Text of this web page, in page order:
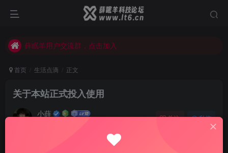
薛眠羊用户交流群，点击加入
薛眠羊用户交流群，点击加入
首页 生活点滴 正文
关于本站正式投入使用
小薛 关注 私信